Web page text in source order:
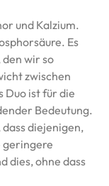
und Kalzium.
Es
wir so
zwischen
Duo ist für die
Bedeutung.
diejenigen,
geringere
dies, ohne dass